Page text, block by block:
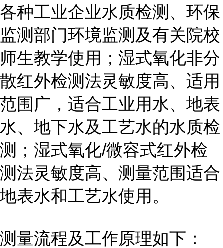
各种工业企业水质检测、环保
监测部门环境监测及有关院校
师生教学使用；湿式氧化非分
散红外检测法灵敏度高、适用
范围广，适合工业用水、地表
水、地下水及工艺水的水质检
测；湿式氧化/微容式红外检
测法灵敏度高、测量范围适合
地表水和工艺水使用。
测量流程及工作原理如下：